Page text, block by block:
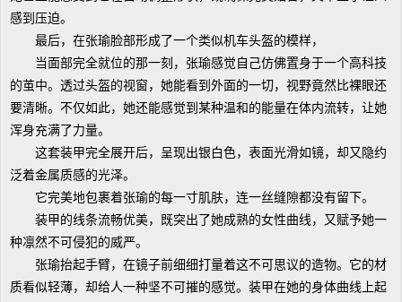
感到压迫。
最后，在张瑜脸部形成了一个类似机车头盔的模样，
当面部完全就位的那一刻，张瑜感觉自己仿佛置身于一个高科技
的茧中。透过头盔的视窗，她能看到外面的一切，视野竟然比裸眼还
要清晰。不仅如此，她还能感觉到某种温和的能量在体内流转，让她
浑身充满了力量。
这套装甲完全展开后，呈现出银白色，表面光滑如镜，却又隐约
泛着金属质感的光泽。
它完美地包裹着张瑜的每一寸肌肤，连一丝缝隙都没有留下。
装甲的线条流畅优美，既突出了她成熟的女性曲线，又赋予她一
种凛然不可侵犯的威严。
张瑜抬起手臂，在镜子前细细打量着这不可思议的造物。它的材
质看似轻薄，却给人一种坚不可摧的感觉。装甲在她的身体曲线上起